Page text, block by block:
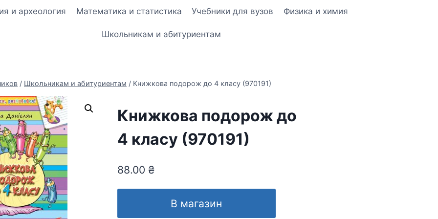
и археология Математика и статистика Учебники для вузов Физика и химия
Школьникам и абитуриентам
/ Школьникам и абитуриентам / Книжкова подорож до 4 класу (970191)
Книжкова подорож до
4 класу (970191)
88.00 ₴
В магазин